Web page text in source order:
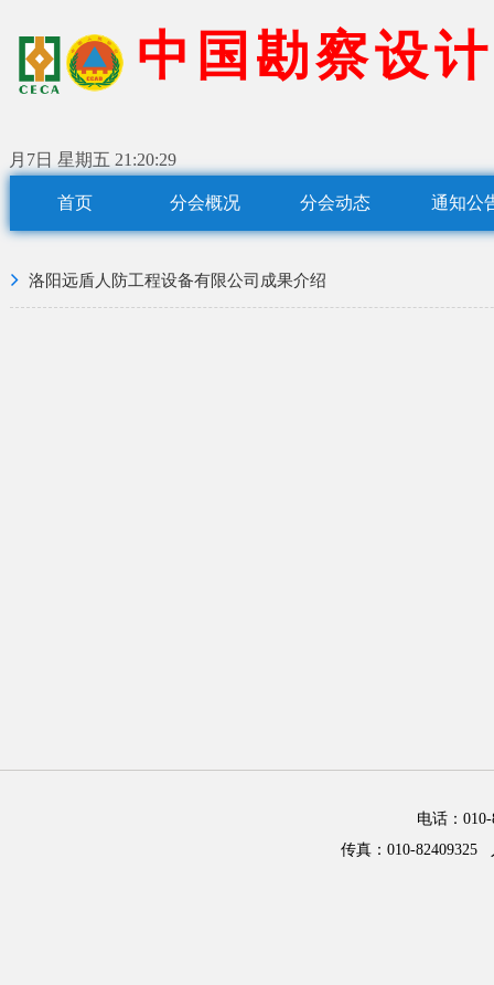
中 国 勘察设计
月7日 星期五 21:20:29
首页 分会概况 分会动态 通知公
洛阳远盾人防工程设备有限公司成果介绍
电话：
传真：010-